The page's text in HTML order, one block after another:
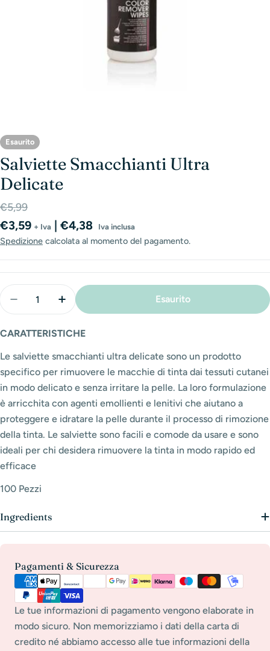
Esaurito
Salviette Smacchianti Ultra
Delicate
Prezzo
di
vendita
Prezzo
normale
€5,99
€3,59 + Iva | €4,38 Iva inclusa
Spedizione calcolata al momento del pagamento.
Diminuisci La Quantità Per Salviette Smacchianti
Aumenta La Quantità Per Salviette
Esaurito
CARATTERISTICHE
Le salviette smacchianti ultra delicate sono un prodotto
specifico per rimuovere le macchie di tinta dai tessuti cutanei
in modo delicato e senza irritare la pelle. La loro formulazione
è arricchita con agenti emollienti e lenitivi che aiutano a
proteggere e idratare la pelle durante il processo di rimozione
della tinta. Le salviette sono facili e comode da usare e sono
ideali per chi desidera rimuovere la tinta in modo rapido ed
efficace
100 Pezzi
Ingredients
Pagamenti & Sicurezza
Metodi
pagamento
Le tue informazioni di pagamento vengono elaborate in
modo sicuro. Non memorizziamo i dati della carta di
credito né abbiamo accesso alle tue informazioni della